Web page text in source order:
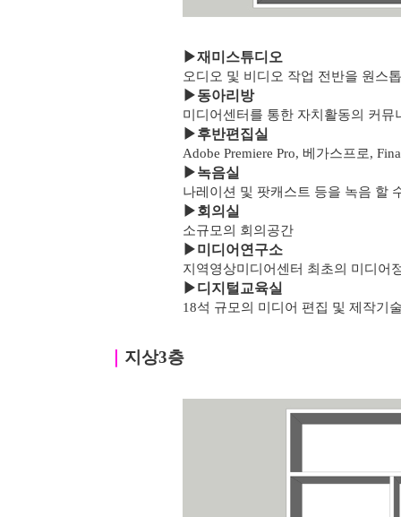
▶재미스튜디오
오디오 및 비디오 작업 전반을 원스
▶동아리방
미디어센터를 통한 자치활동의 커뮤
▶후반편집실
Adobe Premiere Pro, 베가스프로,
▶녹음실
나레이션 및 팟캐스트 등을 녹음 할
▶회의실
소규모의 회의공간
▶미디어연구소
지역영상미디어센터 최초의 미디어
▶디지털교육실
18석 규모의 미디어 편집 및 제작기
지상3층